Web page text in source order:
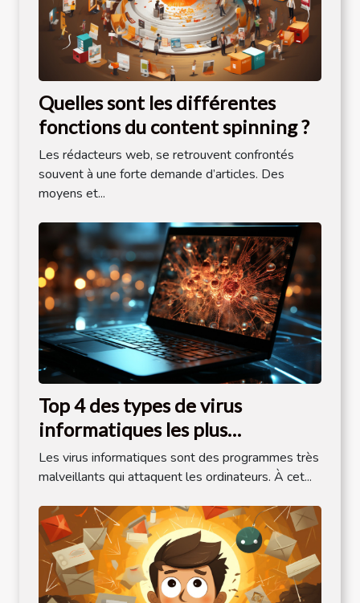
Quelles sont les différentes
fonctions du content spinning ?
Les rédacteurs web, se retrouvent confrontés
souvent à une forte demande d’articles. Des
moyens et...
Top 4 des types de virus
informatiques les plus
dangereux
Les virus informatiques sont des programmes très
malveillants qui attaquent les ordinateurs. À cet...